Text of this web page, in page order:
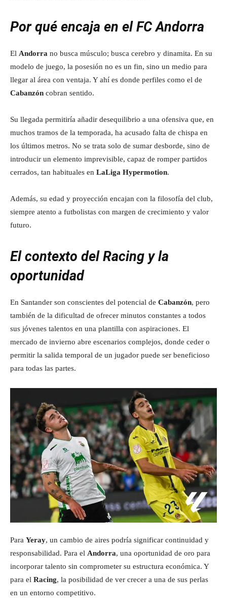
Por qué encaja en el FC Andorra
El Andorra no busca músculo; busca cerebro y dinamita. En su
modelo de juego, la posesión no es un fin, sino un medio para
llegar al área con ventaja. Y ahí es donde perfiles como el de
Cabanzón cobran sentido.
Su llegada permitiría añadir desequilibrio a una ofensiva que, en
muchos tramos de la temporada, ha acusado falta de chispa en
los últimos metros. No se trata solo de sumar desborde, sino de
introducir un elemento imprevisible, capaz de romper partidos
cerrados, tan habituales en LaLiga Hypermotion.
Además, su edad y proyección encajan con la filosofía del club,
siempre atento a futbolistas con margen de crecimiento y valor
futuro.
El contexto del Racing y la
oportunidad
En Santander son conscientes del potencial de Cabanzón, pero
también de la dificultad de ofrecer minutos constantes a todos
sus jóvenes talentos en una plantilla con aspiraciones. El
mercado de invierno abre escenarios complejos, donde ceder o
permitir la salida temporal de un jugador puede ser beneficioso
para todas las partes.
Para Yeray, un cambio de aires podría significar continuidad y
responsabilidad. Para el Andorra, una oportunidad de oro para
incorporar talento sin comprometer su estructura económica. Y
para el Racing, la posibilidad de ver crecer a una de sus perlas
en un entorno competitivo.